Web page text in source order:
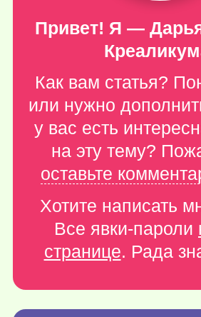
Привет! Я —
Как вам статья?
или нужно
у вас есть
на эту тему?
оставьте
Хотите написать
Все явки-пароли
странице. Рада